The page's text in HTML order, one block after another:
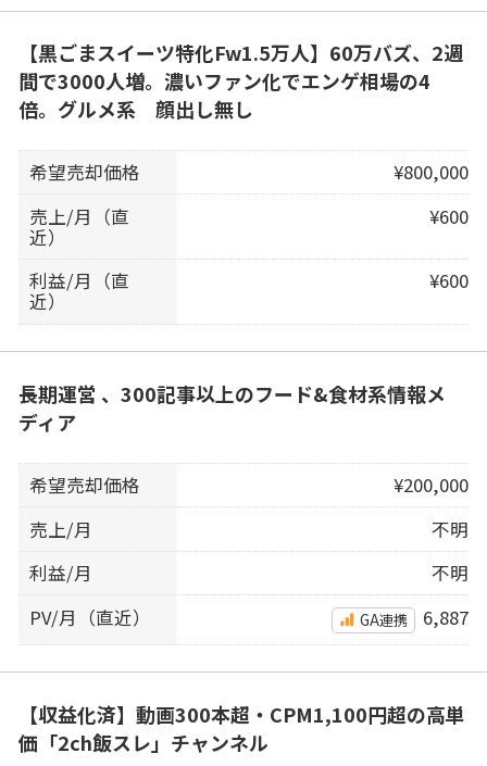
【黒ごまスイーツ特化Fw1.5万人】60万バズ、2週
間で3000人増。濃いファン化でエンゲ相場の4
倍。グルメ系 顔出し無し
希望売却価格
¥800,000
売上/月（直
近）
¥600
利益/月（直
近）
¥600
長期運営 、300記事以上のフード&食材系情報メ
ディア
希望売却価格
¥200,000
売上/月
不明
利益/月
不明
PV/月（直近）
GA連携 6,887
【収益化済】動画300本超・CPM1,100円超の高単
価「2ch飯スレ」チャンネル